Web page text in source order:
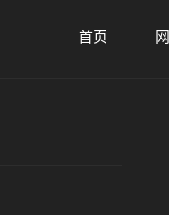
首页